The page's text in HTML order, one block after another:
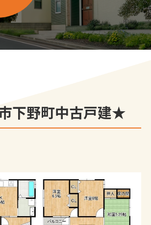
下野町中古戸建★